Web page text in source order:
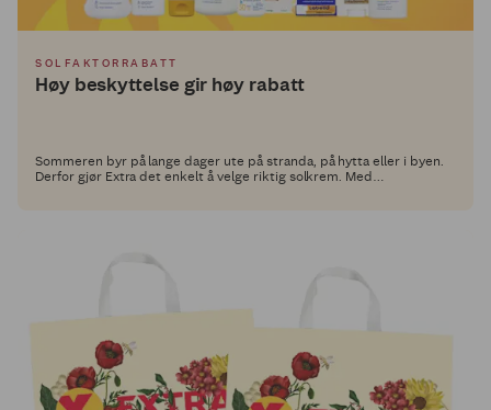
SOLFAKTORRABATT
Høy beskyttelse gir høy rabatt
Sommeren byr på lange dager ute på stranda, på hytta eller i byen.
Derfor gjør Extra det enkelt å velge riktig solkrem. Med